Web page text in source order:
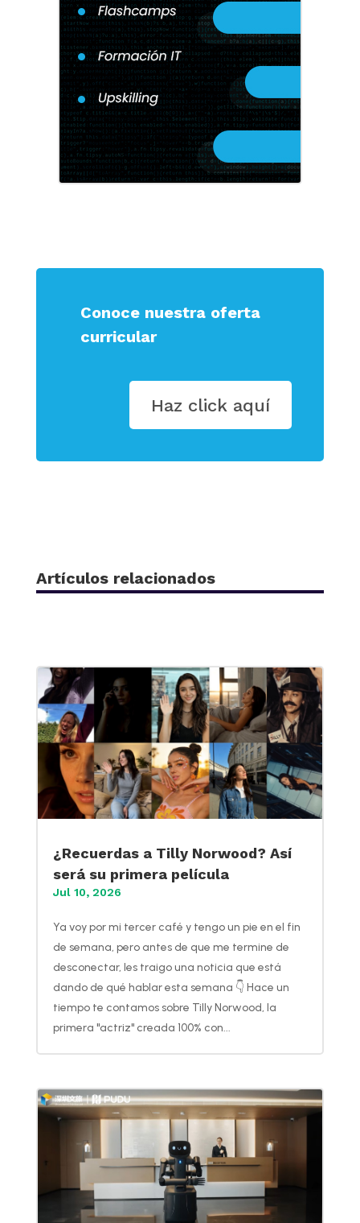
Conoce nuestra oferta
curricular
Haz click aquí
Artículos relacionados
¿Recuerdas a Tilly Norwood? Así
será su primera película
Jul 10, 2026
Ya voy por mi tercer café y tengo un pie en el fin
de semana, pero antes de que me termine de
desconectar, les traigo una noticia que está
dando de qué hablar esta semana 👇 Hace un
tiempo te contamos sobre Tilly Norwood, la
primera "actriz" creada 100% con...